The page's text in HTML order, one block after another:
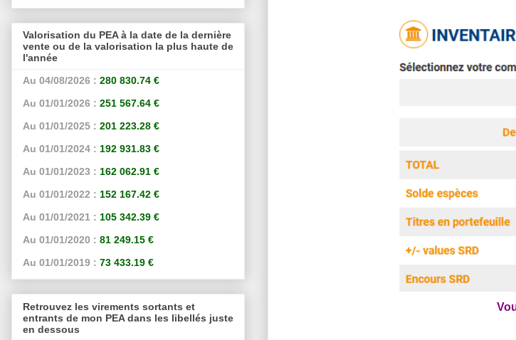
Valorisation du PEA à la date de la dernière
vente ou de la valorisation la plus haute de
l'année
Au 04/08/2026 : 280 830.74 €
Au 01/01/2026 : 251 567.64 €
Au 01/01/2025 : 201 223.28 €
Au 01/01/2024 : 192 931.83 €
Au 01/01/2023 : 162 062.91 €
Au 01/01/2022 : 152 167.42 €
Au 01/01/2021 : 105 342.39 €
Au 01/01/2020 : 81 249.15 €
Au 01/01/2019 : 73 433.19 €
Retrouvez les virements sortants et
entrants de mon PEA dans les libellés juste
en dessous